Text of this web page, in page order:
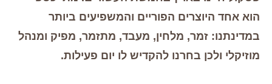
הוא אחד היוצרים הפוריים והמשפיעים ביותר
במדינתנו: זמר, מלחין, מעבד, מתזמר, מפיק ומנהל
מוזיקלי ולכן בחרנו להקדיש לו יום פעילות.